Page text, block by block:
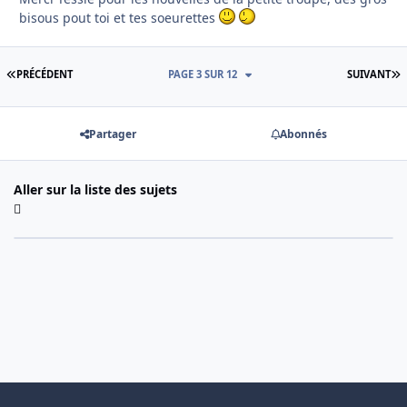
bisous pout toi et tes soeurettes
PREMIÈRE PAGE
PRÉCÉDENT SUIVANT
PAGE 3 SUR 12
Partager Abonnés
Aller sur la liste des sujets